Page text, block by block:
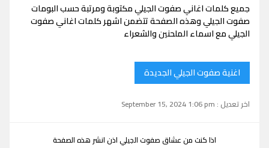
جميع كلمات اغاني صفوت الجيلي مكتوبة ومرتبة حسب البومات
صفوت الجيلي وهذه الصفحة تتضمن اشهر كلمات اغاني صفوت
الجيلي مع اسماء الملحنين والشعراء
اغنية صفوت الجيلي الجديدة
اخر تعديل : September 15, 2024 1:06 pm
اذا كنت من عشاق صفوت الجيلي اذن انشر هذه الصفحة